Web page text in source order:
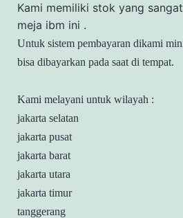
Kami memiliki stok yang
meja ibm ini .
Untuk sistem pembayaran dikami
bisa dibayarkan pada saat di tempat.
Kami melayani untuk wilayah :
jakarta selatan
jakarta pusat
jakarta barat
jakarta utara
jakarta timur
tanggerang